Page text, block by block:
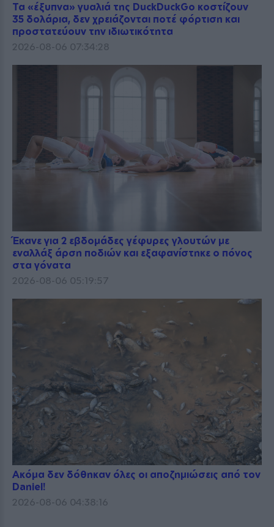
Τα «έξυπνα» γυαλιά της DuckDuckGo κοστίζουν
35 δολάρια, δεν χρειάζονται ποτέ φόρτιση και
προστατεύουν την ιδιωτικότητα
2026-08-06 07:34:28
Έκανε για 2 εβδομάδες γέφυρες γλουτών με
εναλλάξ άρση ποδιών και εξαφανίστηκε ο πόνος
στα γόνατα
2026-08-06 05:19:57
Ακόμα δεν δόθηκαν όλες οι αποζημιώσεις από τον
Daniel!
2026-08-06 04:38:16